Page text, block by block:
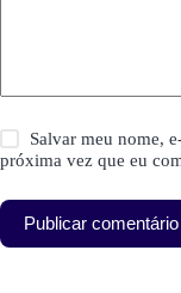
Salvar meu nome,
próxima vez que eu
Publicar comentário